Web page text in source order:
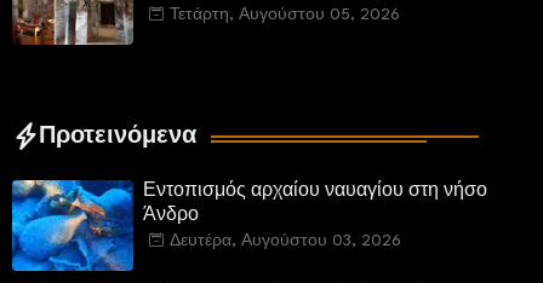
Καστοριά και έπεται το αποκαταστημένο
Τετάρτη, Αυγούστου 05, 2026
Προτεινόμενα
Εντοπισμός αρχαίου ναυαγίου στη νήσο
Άνδρο
Δευτέρα, Αυγούστου 03, 2026